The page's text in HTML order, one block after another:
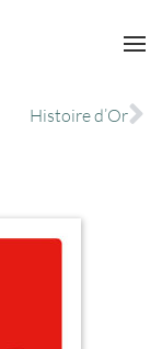
Histoire d’Or